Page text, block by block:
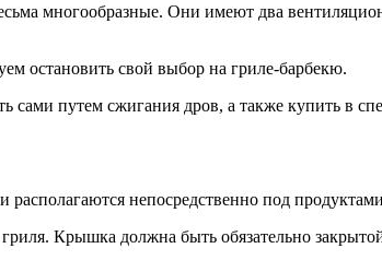
многообразные. Они имеют два
остановить свой выбор на гриле-барбекю.
путем сжигания дров, а также купить в
непосредственно под
Крышка должна быть обязательно